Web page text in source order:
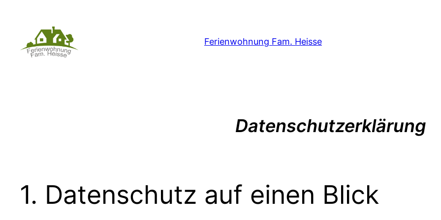
springen
Ferienwohnung Fam. Heisse
Datenschutzerklärung
1. Datenschutz auf einen Blick